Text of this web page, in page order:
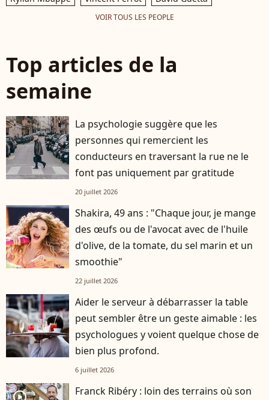
VOIR TOUS LES PEOPLE
Top articles de la
semaine
La psychologie suggère que les
personnes qui remercient les
conducteurs en traversant la rue ne le
font pas uniquement par gratitude
20 juillet 2026
Shakira, 49 ans : "Chaque jour, je mange
des œufs ou de l'avocat avec de l'huile
d'olive, de la tomate, du sel marin et un
smoothie"
22 juillet 2026
Aider le serveur à débarrasser la table
peut sembler être un geste aimable : les
psychologues y voient quelque chose de
bien plus profond.
6 juillet 2026
Franck Ribéry : loin des terrains où son